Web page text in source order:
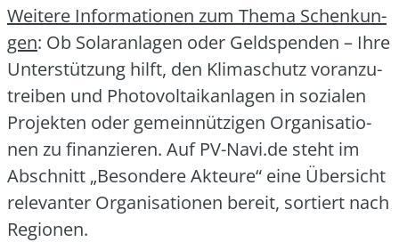
Wei­te­re Infor­ma­tio­nen zum The­ma Schen­kun­
gen: Ob Solar­an­la­gen oder Geld­spen­den – Ihre
Unter­stüt­zung hilft, den Kli­ma­schutz vor­an­zu­
trei­ben und Pho­to­vol­ta­ik­an­la­gen in sozia­len
Pro­jek­ten oder gemein­nüt­zi­gen Orga­ni­sa­tio­
nen zu finan­zie­ren. Auf PV-Navi.de steht im
Abschnitt „Beson­de­re Akteu­re“ eine Über­sicht
rele­van­ter Orga­ni­sa­tio­nen bereit, sor­tiert nach
Regio­nen.